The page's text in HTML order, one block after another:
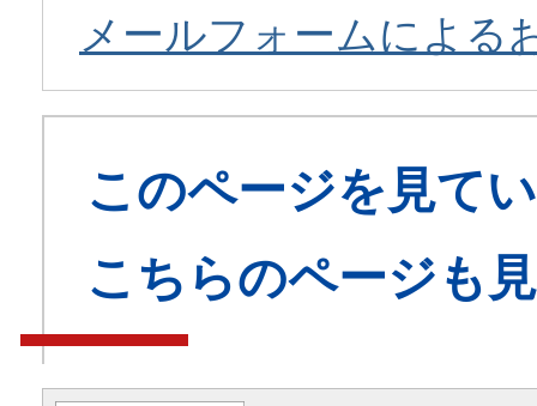
メールフォームによる
このページを見て
こちらのページも